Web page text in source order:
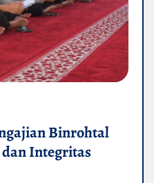
Binrohtal
Integritas